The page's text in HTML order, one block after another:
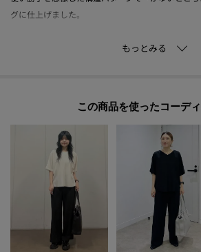
グに仕上げました。
ト、ペンを収納できるホルダーが備わっています
プで幅の調整も可能。折りたたみ傘なども立てて収
3．厚みのあるものでも収納できる立体仕切りポケ
納できるファスナーポケットを備えています。
4．表の背面側にはA4書類が入るオープンポケット
るスリットポケットが備わっています。
5．底には自立用の鋲が付いており、地面から本体
6．ショルダー部分には薄手の増し芯でクッション
軽減させます。置いた時に自然とハンドルが倒れ
この商品を使った